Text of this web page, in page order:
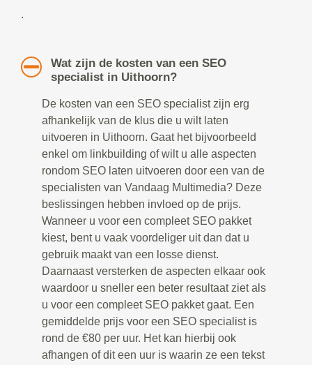
.
Wat zijn de kosten van een SEO
specialist in Uithoorn?
De kosten van een SEO specialist zijn erg
afhankelijk van de klus die u wilt laten
uitvoeren in Uithoorn. Gaat het bijvoorbeeld
enkel om linkbuilding of wilt u alle aspecten
rondom SEO laten uitvoeren door een van de
specialisten van Vandaag Multimedia? Deze
beslissingen hebben invloed op de prijs.
Wanneer u voor een compleet SEO pakket
kiest, bent u vaak voordeliger uit dan dat u
gebruik maakt van een losse dienst.
Daarnaast versterken de aspecten elkaar ook
waardoor u sneller een beter resultaat ziet als
u voor een compleet SEO pakket gaat. Een
gemiddelde prijs voor een SEO specialist is
rond de €80 per uur. Het kan hierbij ook
afhangen of dit een uur is waarin ze een tekst